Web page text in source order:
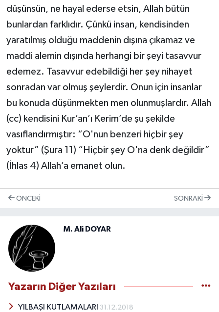
düşünsün, ne hayal ederse etsin, Allah bütün
bunlardan farklıdır. Çünkü insan, kendisinden
yaratılmış olduğu maddenin dışına çıkamaz ve
maddi alemin dışında herhangi bir şeyi tasavvur
edemez. Tasavvur edebildiği her şey nihayet
sonradan var olmuş şeylerdir. Onun için insanlar
bu konuda düşünmekten men olunmuşlardır. Allah
(cc) kendisini Kur’an’ı Kerim’de şu şekilde
vasıflandırmıştır: “O'nun benzeri hiçbir şey
yoktur” (Şura 11) “Hiçbir şey O'na denk değildir”
(İhlas 4) Allah’a emanet olun.
ÖNCEKI SONRAKI
M. Ali DOYAR
Yazarın Diğer Yazıları
YILBAŞI KUTLAMALARI 31.12.2018